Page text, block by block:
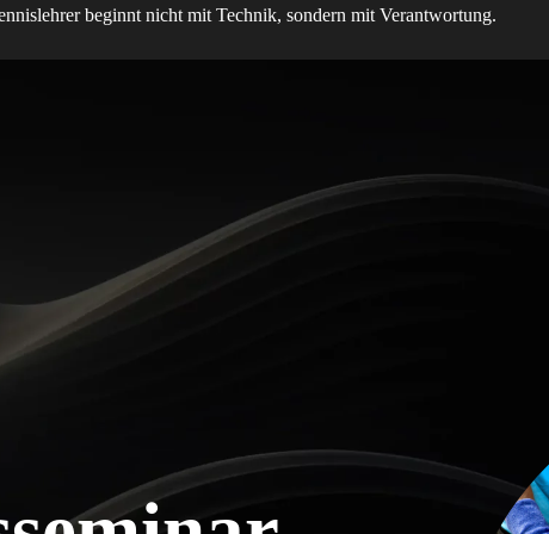
beginnt nicht mit Technik, sondern mit Verantwortung.